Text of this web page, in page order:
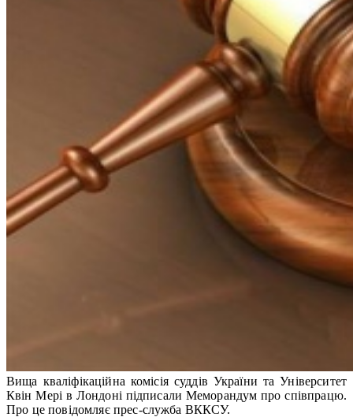
Вища кваліфікаційна комісія суддів України та Університет
Квін Мері в Лондоні підписали Меморандум про співпрацю.
Про це повідомляє прес-служба ВККСУ.